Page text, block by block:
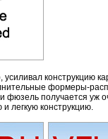
усиливал конструкцию
формеры-
фюзель получается уж
легкую конструкцию.